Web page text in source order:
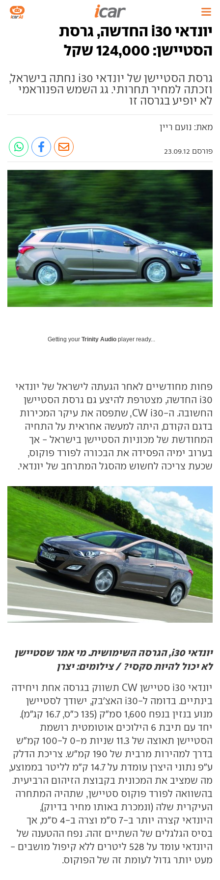
יונדאי i30 החדשה, גרסת
הסטיישן: 124,000 שקל
גרסת הסטיישן של יונדאי i30 נחתה בישראל,
וזכתה למחיר תחרותי. גג השמש הפנוראמי
לא יופיע בגרסה זו
מאת: נועם ריין
פורסם 23.09.12
Getting your Trinity Audio player ready...
פחות מחודשיים לאחר הגעתה לישראל של יונדאי
i30 החדשה, מצטרפת להיצע גם גרסת הסטיישן
החשובה. ה-i30
CW, שתפסה את עיקר המכירות
בדגם הקודם, היתה למעשה אחראית על התחיה
המחודשת של מכוניות הסטיישן בישראל - אך
בערוב ימיה הפסידה את הבכורה לפורד פוקוס,
שכעת צריכה לחשוש מהסגל המתרחב של יונדאי.
יונדאי i30, הגרסה השימושית. מי אמר שסטיישן
לא יכול להיות סקסי? / צילומים: יצרן
יונדאי i30 סטיישן CW תשווק בגרסה אחת ויחידה
בינתיים. בדומה ל-i30 האצ'בק, ישודך לסטיישן
מנוע בנזין בנפח 1,600 סמ"ק (135 כ"ס, 16.7 קג"מ).
יחד עם תיבת 6 הילוכים אוטומטית רושמת
הסטיישן תאוצה של 11.3 שניות מ-0 ל-100 קמ"ש
בדרך למהירות מרבית של 190 קמ"ש. צריכת הדלק
ע"פ נתוני היצרן עומדת על 14.7 ק"מ לליטר בממוצע,
מה שמציב את המכונית בקבוצת הזיהום הרביעית.
בהשוואה לפורד פוקוס סטיישן, שתהיה המתחרה
העיקרית שלה (ונמכרת באותו מחיר בדיוק),
היונדאי קצרה יותר ב-7 ס"מ וצרה ב-4 ס"מ, אך
בסיס הגלגלים של השתיים זהה. נפח ההטענה של
היונדאי עומד על 528 ליטרים ללא קיפול מושבים -
מעט יותר גדול לעומת זה של הפוקוס.